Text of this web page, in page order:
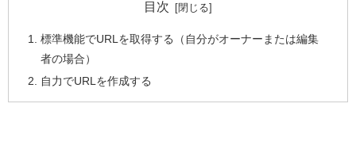
目次
標準機能でURLを取得する（自分がオーナーまたは編集
者の場合）
自力でURLを作成する